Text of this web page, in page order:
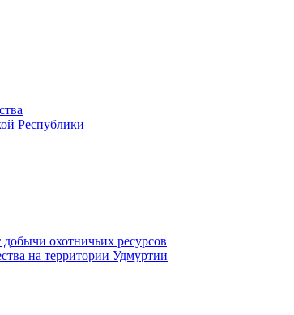
Республики
охотничьих ресурсов
на территории Удмуртии